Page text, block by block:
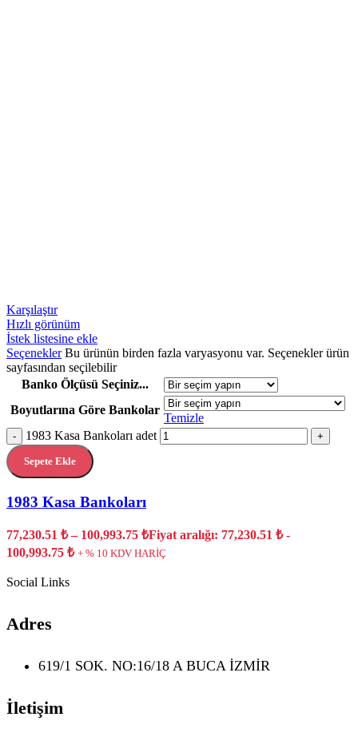
Karşılaştır
Hızlı görünüm
İstek listesine ekle
Seçenekler Bu ürünün birden fazla varyasyonu var. Seçenekler ürün
sayfasından seçilebilir
Banko Ölçüsü Seçiniz...
Boyutlarına Göre Bankolar
Temizle
- 1983 Kasa Bankoları adet +
Sepete Ekle
1983 Kasa Bankoları
77,230.51 ₺ – 100,993.75 ₺Fiyat aralığı: 77,230.51 ₺ -
100,993.75 ₺ + % 10 KDV HARİÇ
Social Links
Adres
619/1 SOK. NO:16/18 A BUCA İZMİR
İletişim